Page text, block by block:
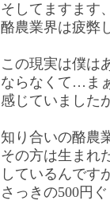
そしてますます
酪農業界は疲弊
この現実は僕は
ならなくて…ま
感じていました
知り合いの酪農
その方は生まれ
しているんです
さっきの500円